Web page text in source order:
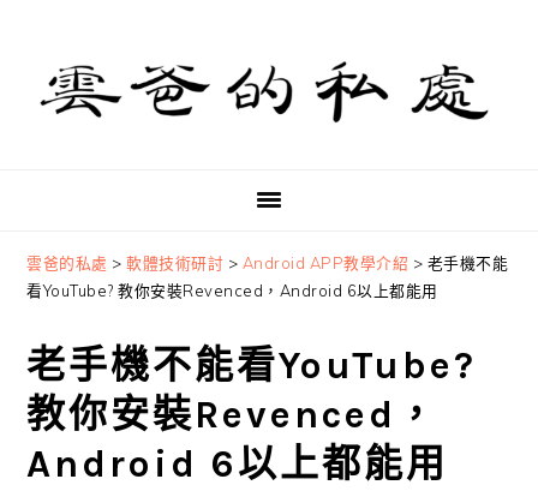
primary
navigation
content
primary
sidebar
雲爸的私處 >軟體技術研討 > Android APP教學介紹 > 老手機不能
看YouTube? 教你安裝Revenced，Android 6以上都能用
老手機不能看YouTube?
教你安裝Revenced，
Android 6以上都能用